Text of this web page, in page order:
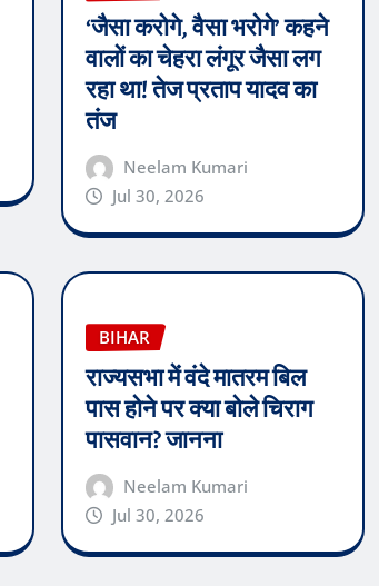
‘जैसा करोगे, वैसा भरोगे’ कहने
वालों का चेहरा लंगूर जैसा लग
रहा था! तेज प्रताप यादव का
तंज
Neelam Kumari
Jul 30, 2026
BIHAR
राज्यसभा में वंदे मातरम बिल
पास होने पर क्या बोले चिराग
पासवान? जानना
Neelam Kumari
Jul 30, 2026